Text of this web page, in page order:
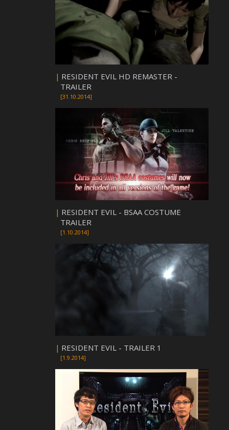
| RESIDENT EVIL HD REMASTER -
TRAILER
[31.10.2014]
| RESIDENT EVIL - BSAA COSTUME
TRAILER
[1.10.2014]
| RESIDENT EVIL - TRAILER 1
[1.9.2014]